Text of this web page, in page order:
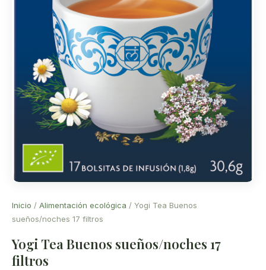
Inicio / Alimentación ecológica / Yogi Tea Buenos
sueños/noches 17 filtros
Yogi Tea Buenos sueños/noches 17
filtros